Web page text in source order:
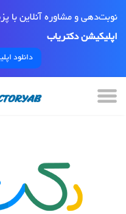
نوبت‌دهی و مشاوره آنلاین
اپلیکیشن دکتریاب
دانلود